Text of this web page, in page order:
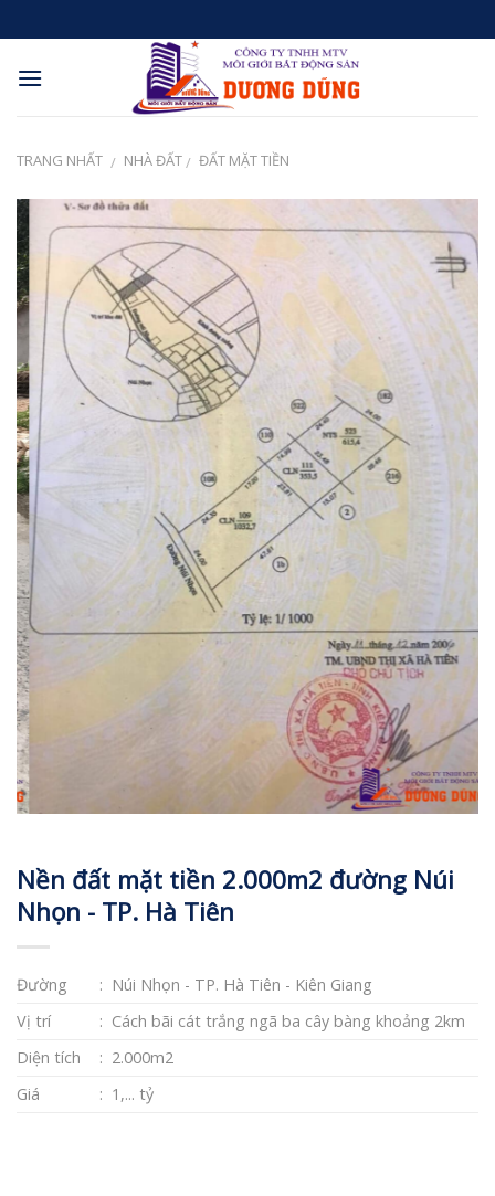
to
content
TRANG NHẤT / NHÀ ĐẤT / ĐẤT MẶT TIỀN
Nền đất mặt tiền 2.000m2 đường Núi
Nhọn - TP. Hà Tiên
Đường
: Núi Nhọn - TP. Hà Tiên - Kiên Giang
Vị trí
: Cách bãi cát trắng ngã ba cây bàng khoảng 2km
Diện tích
: 2.000m2
Giá
: 1,... tỷ